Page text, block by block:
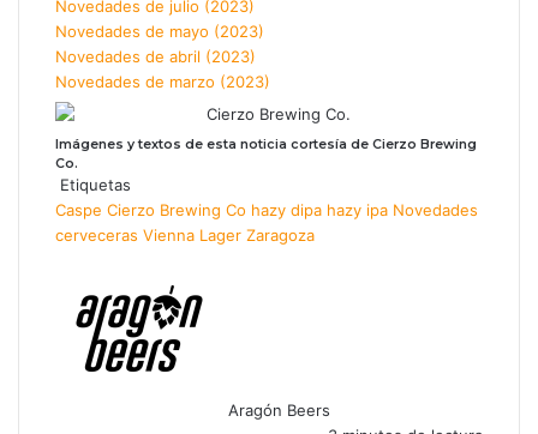
Novedades de julio (2023)
Novedades de mayo (2023)
Novedades de abril (2023)
Novedades de marzo (2023)
Imágenes y textos de esta noticia cortesía de Cierzo Brewing
Co.
Etiquetas
Caspe Cierzo Brewing Co hazy dipa hazy ipa Novedades
cerveceras Vienna Lager Zaragoza
Aragón Beers